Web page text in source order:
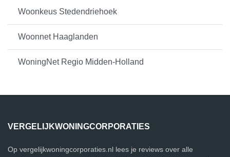
Woonkeus Stedendriehoek
Woonnet Haaglanden
WoningNet Regio Midden-Holland
VERGELIJKWONINGCORPORATIES
Op vergelijkwoningcorporaties.nl lees je reviews over alle